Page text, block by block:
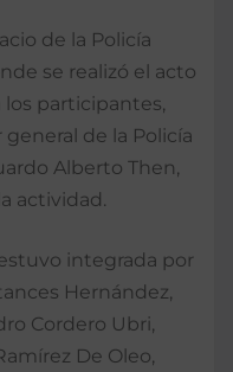
de la Policía
se realizó el acto
participantes,
de la Policía
Alberto Then,
actividad.
integrada por
Hernández,
Cordero Ubri,
De Oleo,